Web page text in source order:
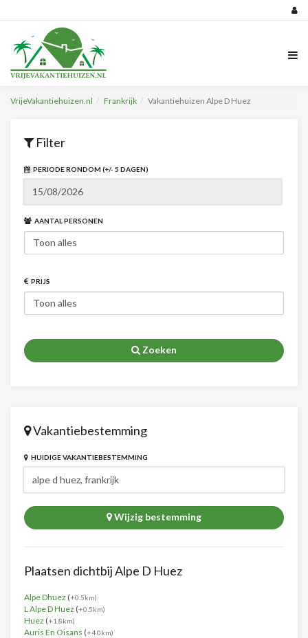
VrijeVakantiehuizen.nl Frankrijk Vakantiehuizen Alpe D Huez
Filter
PERIODE RONDOM (+/- 5 DAGEN)
AANTAL PERSONEN
PRIJS
Zoeken
Vakantiebestemming
HUIDIGE VAKANTIEBESTEMMING
Wijzig bestemming
Plaatsen dichtbij Alpe D Huez
Alpe Dhuez (+0.5km)
L Alpe D Huez (+0.5km)
Huez (+1.8km)
Auris En Oisans (+4.0km)